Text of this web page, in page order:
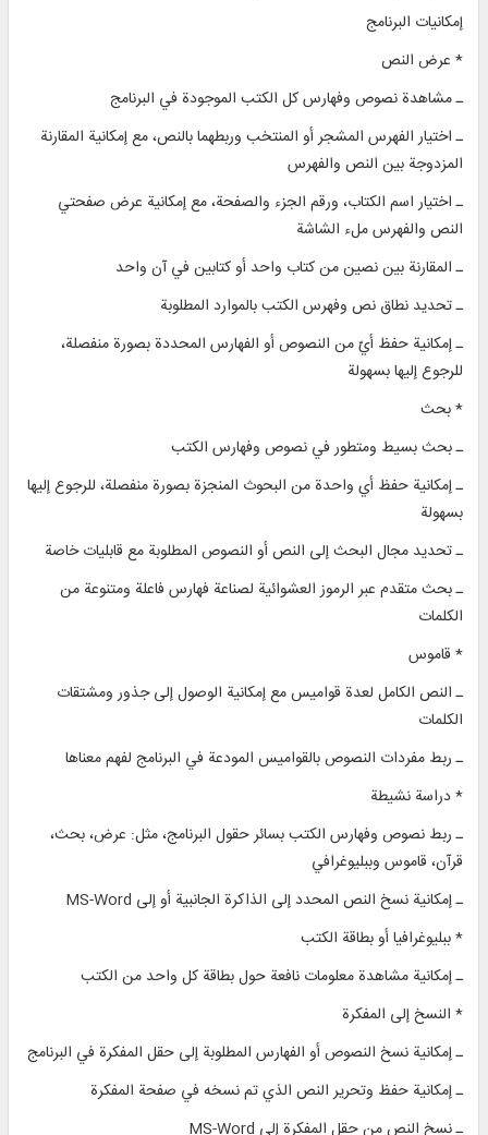
إمكانيات البرنامج
* عرض النص
ـ مشاهدة نصوص وفهارس كل الكتب الموجودة في البرنامج
ـ اختيار الفهرس المشجر أو المنتخب وربطهما بالنص، مع إمكانية المقارنة
المزدوجة بين النص والفهرس
ـ اختيار اسم الكتاب، ورقم الجزء والصفحة، مع إمكانية عرض صفحتي
النص والفهرس ملء الشاشة
ـ المقارنة بين نصين من كتاب واحد أو كتابين في آن واحد
ـ تحديد نطاق نص وفهرس الكتب بالموارد المطلوبة
ـ إمكانية حفظ أيّ من النصوص أو الفهارس المحددة بصورة منفصلة،
للرجوع إليها بسهولة
* بحث
ـ بحث بسيط ومتطور في نصوص وفهارس الكتب
ـ إمكانية حفظ أي واحدة من البحوث المنجزة بصورة منفصلة، للرجوع إليها
بسهولة
ـ تحديد مجال البحث إلى النص أو النصوص المطلوبة مع قابليات خاصة
ـ بحث متقدم عبر الرموز العشوائية لصناعة فهارس فاعلة ومتنوعة من
الكلمات
* قاموس
ـ النص الكامل لعدة قواميس مع إمكانية الوصول إلى جذور ومشتقات
الكلمات
ـ ربط مفردات النصوص بالقواميس المودعة في البرنامج لفهم معناها
* دراسة نشيطة
ـ ربط نصوص وفهارس الكتب بسائر حقول البرنامج، مثل: عرض، بحث،
قرآن، قاموس وببليوغرافي
ـ إمكانية نسخ النص المحدد إلى الذاكرة الجانبية أو إلى MS-Word
* ببليوغرافيا أو بطاقة الكتب
ـ إمكانية مشاهدة معلومات نافعة حول بطاقة كل واحد من الكتب
* النسخ إلى المفكرة
ـ إمكانية نسخ النصوص أو الفهارس المطلوبة إلى حقل المفكرة في البرنامج
ـ إمكانية حفظ وتحرير النص الذي تم نسخه في صفحة المفكرة